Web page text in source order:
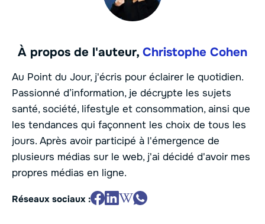
À propos de l'auteur, Christophe Cohen
Au Point du Jour, j'écris pour éclairer le quotidien.
Passionné d’information, je décrypte les sujets
santé, société, lifestyle et consommation, ainsi que
les tendances qui façonnent les choix de tous les
jours. Après avoir participé à l'émergence de
plusieurs médias sur le web, j'ai décidé d'avoir mes
propres médias en ligne.
Réseaux sociaux :